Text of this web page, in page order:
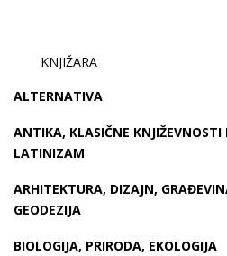
KNJIŽARA
ALTERNATIVA
ANTIKA, KLASIČNE KNJIŽEVNOSTI
LATINIZAM
ARHITEKTURA, DIZAJN,
GEODEZIJA
BIOLOGIJA, PRIRODA, EKOLOGIJA